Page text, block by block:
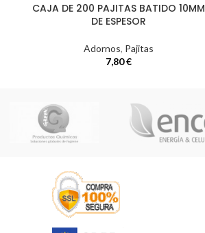
CAJA DE 200 PAJITAS BATIDO 10MM
DE ESPESOR
Adornos, Pajitas
7,80€